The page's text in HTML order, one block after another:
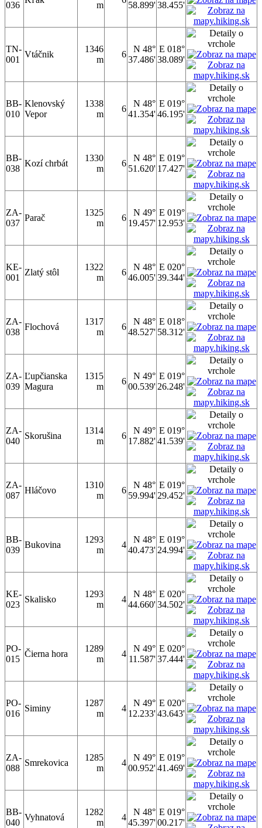
036 m 58.899'38.455'
TN-
001
Vtáčnik
1346
m
6
N 48°
37.486'
E 018°
38.089'
BB-
010
Klenovský
Vepor
1338
m
6
N 48°
41.354'
E 019°
46.195'
BB-
038
Kozí chrbát
1330
m
6
N 48°
51.620'
E 019°
17.427'
ZA-
037
Parač
1325
m
6
N 49°
19.457'
E 019°
12.953'
KE-
001
Zlatý stôl
1322
m
6
N 48°
46.005'
E 020°
39.344'
ZA-
038
Flochová
1317
m
6
N 48°
48.527'
E 018°
58.312'
ZA-
039
Ľupčianska
Magura
1315
m
6
N 49°
00.539'
E 019°
26.248'
ZA-
040
Skorušina
1314
m
6
N 49°
17.882'
E 019°
41.539'
ZA-
087
Hláčovo
1310
m
6
N 48°
59.994'
E 019°
29.452'
BB-
039
Bukovina
1293
m
4
N 48°
40.473'
E 019°
24.994'
KE-
023
Skalisko
1293
m
4
N 48°
44.660'
E 020°
34.502'
PO-
015
Čierna hora
1289
m
4
N 49°
11.587'
E 020°
37.444'
PO-
016
Siminy
1287
m
4
N 49°
12.233'
E 020°
43.643'
ZA-
088
Smrekovica
1285
m
4
N 49°
00.952'
E 019°
41.469'
BB-
040
Vyhnatová
1282
m
4
N 48°
45.397'
E 019°
00.217'